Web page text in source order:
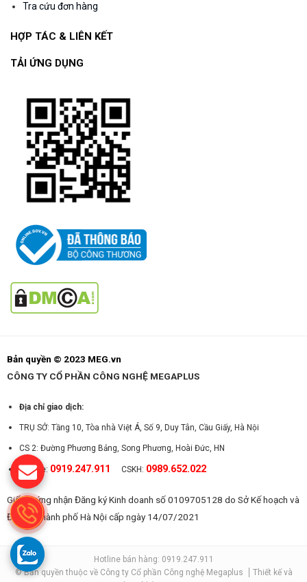
Tra cứu đơn hàng
HỢP TÁC & LIÊN KẾT
TẢI ỨNG DỤNG
Bản quyền © 2023 MEG.vn
CÔNG TY CỔ PHẦN CÔNG NGHỆ MEGAPLUS
Địa chỉ giao dịch:
TRỤ SỞ: Tầng 10, Tòa nhà Việt Á, Số 9, Duy Tân, Cầu Giấy, Hà Nội
CS 2: Đường Phương Bảng, Song Phương, Hoài Đức, HN
Hotline: 0919.247.911 CSKH: 0989.652.022
Giấy chứng nhận Đăng ký Kinh doanh số 0109705128 do Sở Kế hoạch và
Đầu tư Thành phố Hà Nội cấp ngày 14/07/2021
Hotline bán hàng: 0919.247.911
© Bản quyền thuộc về Công ty Cổ phần Công nghệ Megaplus
Thiết kế và